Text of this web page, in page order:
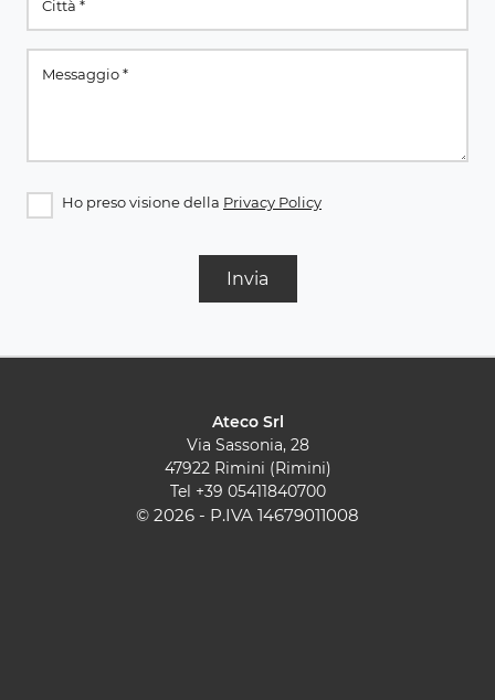
Ho preso visione della Privacy Policy
Invia
Ateco Srl
Via Sassonia, 28
47922 Rimini (Rimini)
Tel +39 05411840700
© 2026 - P.IVA 14679011008